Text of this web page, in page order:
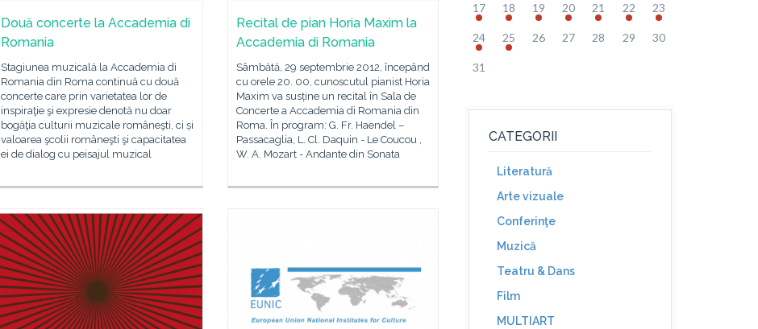
Două concerte la Accademia di
Romania
Stagiunea muzicală la Accademia di
Romania din Roma continuă cu două
concerte care prin varietatea lor de
inspiraţie şi expresie denotă nu doar
bogăţia culturii muzicale româneşti, ci și
valoarea şcolii româneşti şi capacitatea
ei de dialog cu peisajul muzical
Recital de pian Horia Maxim la
Accademia di Romania
Sâmbătă, 29 septembrie 2012, începând
cu orele 20. 00, cunoscutul pianist Horia
Maxim va susține un recital în Sala de
Concerte a Accademia di Romania din
Roma. În program: G. Fr. Haendel –
Passacaglia, L. Cl. Daquin - Le Coucou ,
W. A. Mozart - Andante din Sonata
17 18 19 20 21 22 23
24 25 26 27 28 29 30
31
CATEGORII
Literatură
Arte vizuale
Conferinţe
Muzică
Teatru & Dans
Film
MULTIART